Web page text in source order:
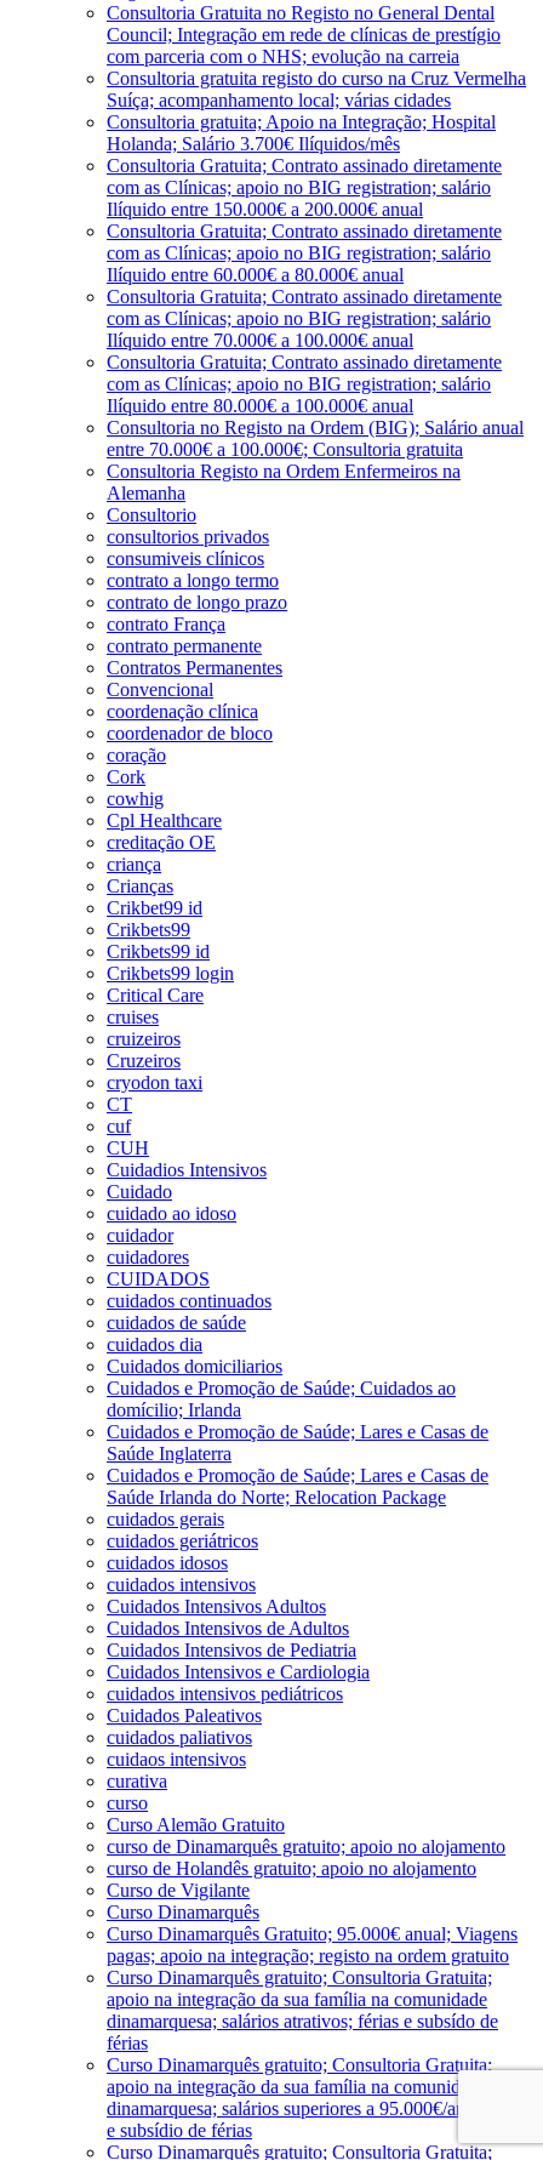
Consultoria Gratuita no Registo no General Dental
Council; Integração em rede de clínicas de prestígio
com parceria com o NHS; evolução na carreia
Consultoria gratuita registo do curso na Cruz Vermelha
Suíça; acompanhamento local; várias cidades
Consultoria gratuita; Apoio na Integração; Hospital
Holanda; Salário 3.700€ Ilíquidos/mês
Consultoria Gratuita; Contrato assinado diretamente
com as Clínicas; apoio no BIG registration; salário
Ilíquido entre 150.000€ a 200.000€ anual
Consultoria Gratuita; Contrato assinado diretamente
com as Clínicas; apoio no BIG registration; salário
Ilíquido entre 60.000€ a 80.000€ anual
Consultoria Gratuita; Contrato assinado diretamente
com as Clínicas; apoio no BIG registration; salário
Ilíquido entre 70.000€ a 100.000€ anual
Consultoria Gratuita; Contrato assinado diretamente
com as Clínicas; apoio no BIG registration; salário
Ilíquido entre 80.000€ a 100.000€ anual
Consultoria no Registo na Ordem (BIG); Salário anual
entre 70.000€ a 100.000€; Consultoria gratuita
Consultoria Registo na Ordem Enfermeiros na
Alemanha
Consultorio
consultorios privados
consumiveis clínicos
contrato a longo termo
contrato de longo prazo
contrato França
contrato permanente
Contratos Permanentes
Convencional
coordenação clínica
coordenador de bloco
coração
Cork
cowhig
Cpl Healthcare
creditação OE
criança
Crianças
Crikbet99 id
Crikbets99
Crikbets99 id
Crikbets99 login
Critical Care
cruises
cruizeiros
Cruzeiros
cryodon taxi
CT
cuf
CUH
Cuidadios Intensivos
Cuidado
cuidado ao idoso
cuidador
cuidadores
CUIDADOS
cuidados continuados
cuidados de saúde
cuidados dia
Cuidados domiciliarios
Cuidados e Promoção de Saúde; Cuidados ao
domícilio; Irlanda
Cuidados e Promoção de Saúde; Lares e Casas de
Saúde Inglaterra
Cuidados e Promoção de Saúde; Lares e Casas de
Saúde Irlanda do Norte; Relocation Package
cuidados gerais
cuidados geriátricos
cuidados idosos
cuidados intensivos
Cuidados Intensivos Adultos
Cuidados Intensivos de Adultos
Cuidados Intensivos de Pediatria
Cuidados Intensivos e Cardiologia
cuidados intensivos pediátricos
Cuidados Paleativos
cuidados paliativos
cuidaos intensivos
curativa
curso
Curso Alemão Gratuito
curso de Dinamarquês gratuito; apoio no alojamento
curso de Holandês gratuito; apoio no alojamento
Curso de Vigilante
Curso Dinamarquês
Curso Dinamarquês Gratuito; 95.000€ anual; Viagens
pagas; apoio na integração; registo na ordem gratuito
Curso Dinamarquês gratuito; Consultoria Gratuita;
apoio na integração da sua família na comunidade
dinamarquesa; salários atrativos; férias e subsído de
férias
Curso Dinamarquês gratuito; Consultoria Gratuita;
apoio na integração da sua família na comunidade
dinamarquesa; salários superiores a 95.000€/ano; férias
e subsídio de férias
Curso Dinamarquês gratuito; Consultoria Gratuita;